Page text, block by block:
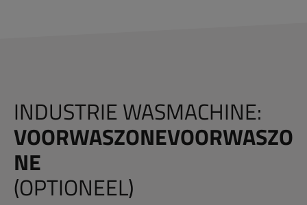
INDUSTRIE WASMACHINE:
VOORWASZONEVOORWASZO
NE
(OPTIONEEL)